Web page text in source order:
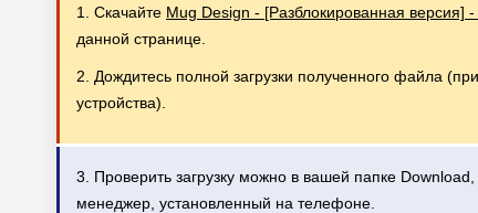
1. Скачайте Mug Design - [Разблокированная версия]
данной странице.
2. Дождитесь полной загрузки полученного файла
устройства).
3. Проверить загрузку можно в вашей папке
менеджер, установленный на телефоне.